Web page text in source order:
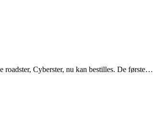
roadster, Cyberster, nu kan bestilles. De første…